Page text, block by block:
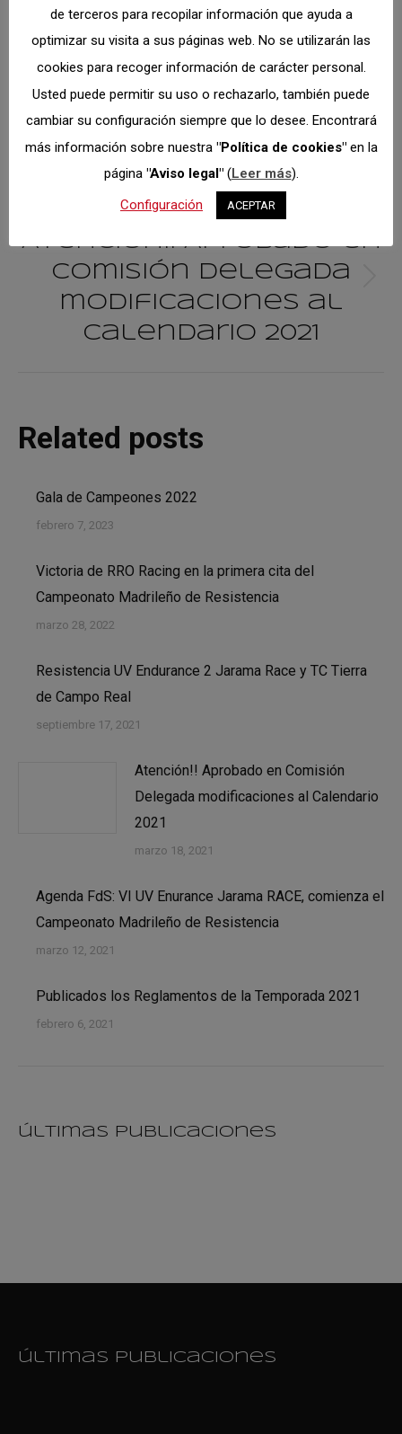
entre
Publicación
Agenda FdS: VI UV
Enurance Jarama RACE,
comienza el
Campeonato
Madrileño de
Resistencia
SIGUIENTE
siguiente:
Atención!! Aprobado en
Comisión Delegada
modificaciones al
Calendario 2021
Related posts
Gala de Campeones 2022
febrero 7, 2023
Victoria de RRO Racing en la primera cita del
Campeonato Madrileño de Resistencia
marzo 28, 2022
Resistencia UV Endurance 2 Jarama Race y TC Tierra
de Campo Real
septiembre 17, 2021
Atención!! Aprobado en Comisión
Delegada modificaciones al Calendario
2021
marzo 18, 2021
Agenda FdS: VI UV Enurance Jarama RACE, comienza el
Campeonato Madrileño de Resistencia
marzo 12, 2021
Publicados los Reglamentos de la Temporada 2021
febrero 6, 2021
últimas publicaciones
últimas publicaciones
de terceros para recopilar información que ayuda a
optimizar su visita a sus páginas web. No se utilizarán las
cookies para recoger información de carácter personal.
Usted puede permitir su uso o rechazarlo, también puede
cambiar su configuración siempre que lo desee. Encontrará
más información sobre nuestra "Política de cookies"en la
página "Aviso legal"(Leer más).
Configuración
ACEPTAR